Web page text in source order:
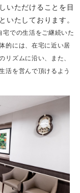
いただけることを目
いたしております。
での生活をご継続いた
的には、在宅に近い居
リズムに沿い、また、
活を営んで頂けるよう